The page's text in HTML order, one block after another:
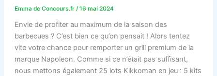
Emma de Concours.fr /16 mai 2024
Envie de profiter au maximum de la saison des
barbecues ? C’est bien ce qu’on pensait ! Alors tentez
vite votre chance pour remporter un grill premium de la
marque Napoleon. Comme si ce n’était pas suffisant,
nous mettons également 25 lots Kikkoman en jeu : 5 kits